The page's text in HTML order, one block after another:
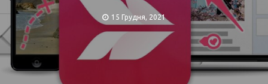
15 Грудня, 2021